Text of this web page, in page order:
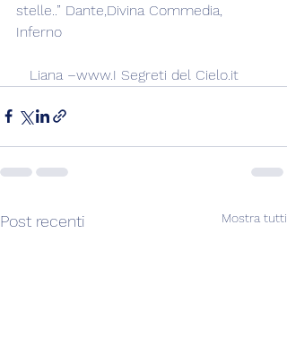
stelle..” Dante,Divina Commedia,
Inferno
   Liana –www.I Segreti del Cielo.it
Post recenti Mostra tutti